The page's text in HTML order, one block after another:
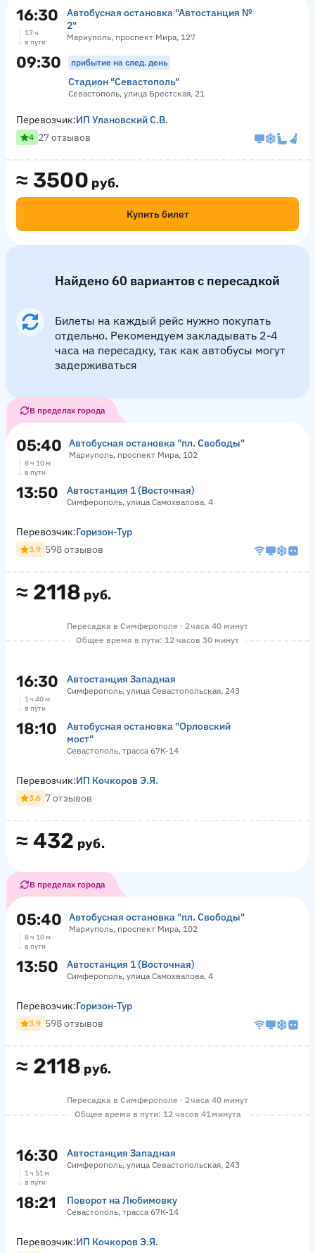
16:30
Автобусная остановка "Автостанция №
2"
Мариуполь, проспект Мира, 127
17 ч
в пути
09:30 прибытие на след. день
Стадион "Севастополь"
Севастополь, улица Брестская, 21
≈ 3500 руб.
Купить билет
Перевозчик:ИП Улановский С.В.
4 27 отзывов
Найдено 60 вариантов с пересадкой
Билеты на каждый рейс нужно покупать
отдельно. Рекомендуем закладывать 2-4
часа на пересадку, так как автобусы могут
задерживаться
В пределах города
05:40 Автобусная остановка "пл. Свободы"
Мариуполь, проспект Мира, 102
8 ч 10 м
в пути
13:50 Автостанция 1 (Восточная)
Симферополь, улица Самохвалова, 4
≈ 2118 руб.
Перевозчик:Горизон-Тур
3.9 598 отзывов
Пересадка в Симферополе · 2 часа 40 минут
Общее время в пути: 12 часов 30 минут
16:30 Автостанция Западная
Симферополь, улица Севастопольская, 243
1 ч 40 м
в пути
18:10
Автобусная остановка "Орловский
мост"
Севастополь, трасса 67К-14
≈ 432 руб.
Перевозчик:ИП Кочкоров Э.Я.
3.6 7 отзывов
В пределах города
05:40 Автобусная остановка "пл. Свободы"
Мариуполь, проспект Мира, 102
8 ч 10 м
в пути
13:50 Автостанция 1 (Восточная)
Симферополь, улица Самохвалова, 4
≈ 2118 руб.
Перевозчик:Горизон-Тур
3.9 598 отзывов
Пересадка в Симферополе · 2 часа 40 минут
Общее время в пути: 12 часов 41 минута
16:30 Автостанция Западная
Симферополь, улица Севастопольская, 243
1 ч 51 м
в пути
18:21 Поворот на Любимовку
Севастополь, трасса 67К-14
Перевозчик:ИП Кочкоров Э.Я.